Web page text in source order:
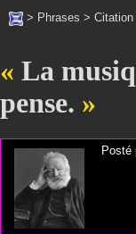
> Phrases > Citation
La
pense.
Posté